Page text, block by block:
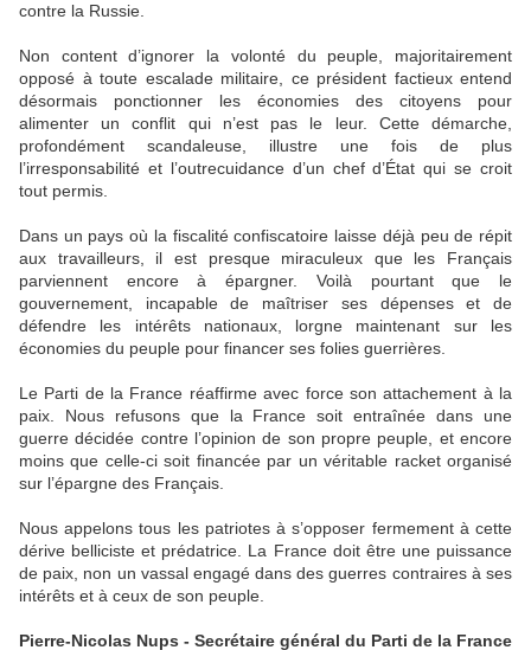
contre la Russie.
Non content d’ignorer la volonté du peuple, majoritairement
opposé à toute escalade militaire, ce président factieux entend
désormais ponctionner les économies des citoyens pour
alimenter un conflit qui n’est pas le leur. Cette démarche,
profondément scandaleuse, illustre une fois de plus
l’irresponsabilité et l’outrecuidance d’un chef d’État qui se croit
tout permis.
Dans un pays où la fiscalité confiscatoire laisse déjà peu de répit
aux travailleurs, il est presque miraculeux que les Français
parviennent encore à épargner. Voilà pourtant que le
gouvernement, incapable de maîtriser ses dépenses et de
défendre les intérêts nationaux, lorgne maintenant sur les
économies du peuple pour financer ses folies guerrières.
Le Parti de la France réaffirme avec force son attachement à la
paix. Nous refusons que la France soit entraînée dans une
guerre décidée contre l’opinion de son propre peuple, et encore
moins que celle-ci soit financée par un véritable racket organisé
sur l’épargne des Français.
Nous appelons tous les patriotes à s’opposer fermement à cette
dérive belliciste et prédatrice. La France doit être une puissance
de paix, non un vassal engagé dans des guerres contraires à ses
intérêts et à ceux de son peuple.
Pierre-Nicolas Nups - Secrétaire général du Parti de la France